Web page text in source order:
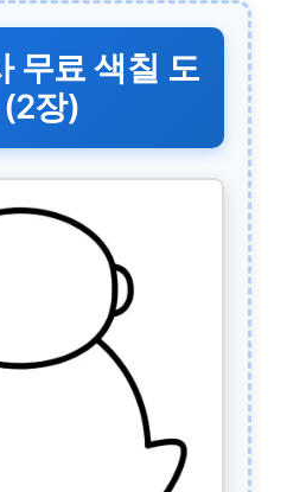
무료 색칠 도
장)